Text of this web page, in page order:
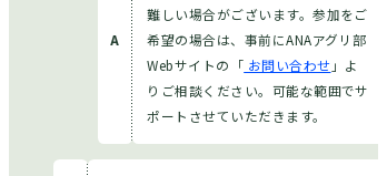
難しい場合がございます。参加をご
希望の場合は、事前にANAアグリ部
Webサイトの「 お問い合わせ 」よ
りご相談ください。可能な範囲でサ
ポートさせていただきます。